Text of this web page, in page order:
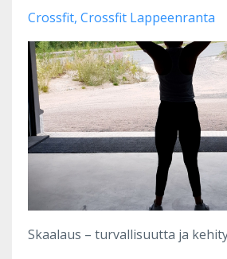
Crossfit Crossfit Lappeenranta
Skaalaus – turvallisuutta ja